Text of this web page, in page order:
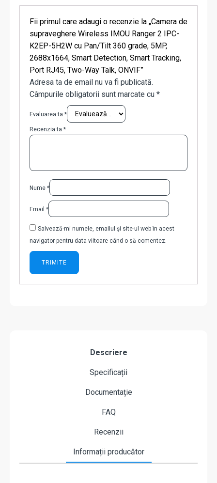
Fii primul care adaugi o recenzie la „Camera de
supraveghere Wireless IMOU Ranger 2 IPC-
K2EP-5H2W cu Pan/Tilt 360 grade, 5MP,
2688x1664, Smart Detection, Smart Tracking,
Port RJ45, Two-Way Talk, ONVIF”
Adresa ta de email nu va fi publicată.
Câmpurile obligatorii sunt marcate cu *
Evaluarea ta *
Recenzia ta *
Nume *
Email *
Salvează-mi numele, emailul și site-ul web în acest
navigator pentru data viitoare când o să comentez.
Descriere
Specificații
Documentație
FAQ
Recenzii
Informații producător